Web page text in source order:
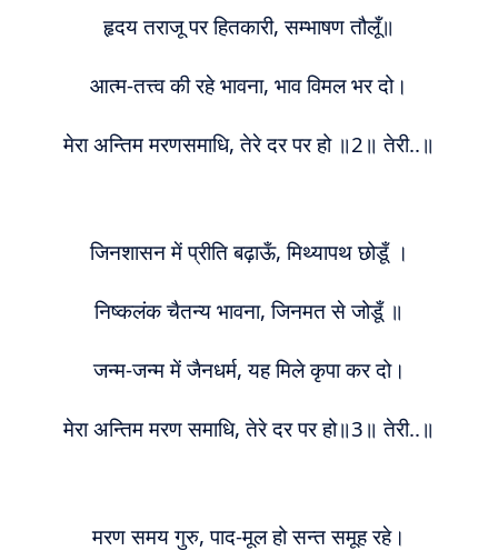
हृदय तराजू पर हितकारी, सम्भाषण तौलूँ॥
आत्म-तत्त्व की रहे भावना, भाव विमल भर दो।
मेरा अन्तिम मरणसमाधि, तेरे दर पर हो ॥2॥ तेरी..॥
जिनशासन में प्रीति बढ़ाऊँ, मिथ्यापथ छोडूँ ।
निष्कलंक चैतन्य भावना, जिनमत से जोडूँ ॥
जन्म-जन्म में जैनधर्म, यह मिले कृपा कर दो।
मेरा अन्तिम मरण समाधि, तेरे दर पर हो॥3॥ तेरी..॥
मरण समय गुरु, पाद-मूल हो सन्त समूह रहे।